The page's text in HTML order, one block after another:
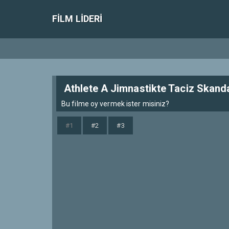
FILM LIDERI
Athlete A Jimnastikte Taciz
Bu filme oy vermek ister misiniz?
#1 #2 #3